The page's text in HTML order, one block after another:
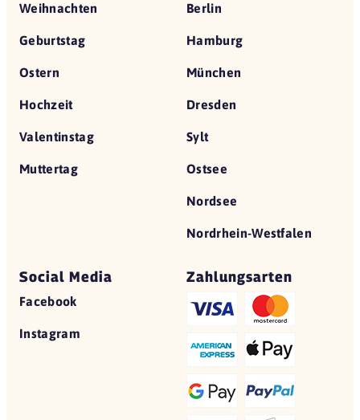
Weihnachten
Geburtstag
Ostern
Hochzeit
Valentinstag
Muttertag
Berlin
Hamburg
München
Dresden
Sylt
Ostsee
Nordsee
Nordrhein-Westfalen
Social Media
Facebook
Instagram
Zahlungsarten